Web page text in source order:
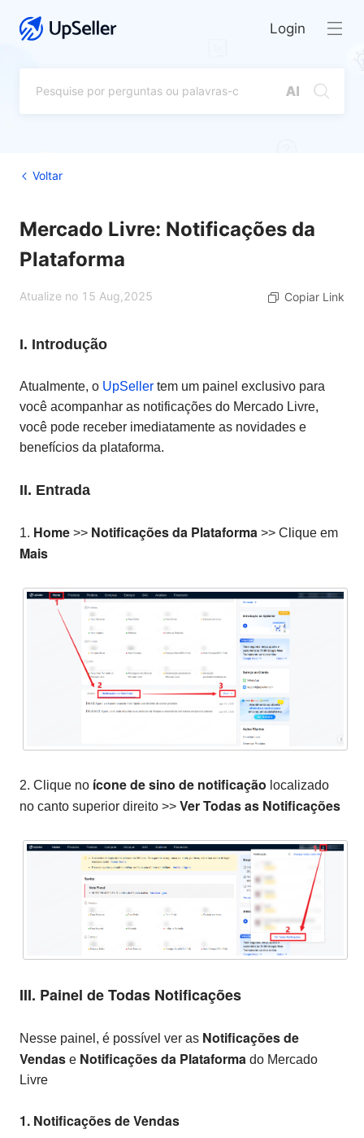
Login
Voltar
Mercado Livre: Notificações da
Plataforma
Atualize no 15 Aug,2025 Copiar Link
I. Introdução
Atualmente, o UpSeller tem um painel exclusivo para
você acompanhar as notificações do Mercado Livre,
você pode receber imediatamente as novidades e
benefícios da plataforma.
II. Entrada
1. Home >> Notificações da Plataforma >> Clique em
Mais
2. Clique no ícone de sino de notificação localizado
no canto superior direito >> Ver Todas as Notificações
III. Painel de Todas Notificações
Nesse painel, é possível ver as Notificações de
Vendas e Notificações da Plataforma do Mercado
Livre
1. Notificações de Vendas